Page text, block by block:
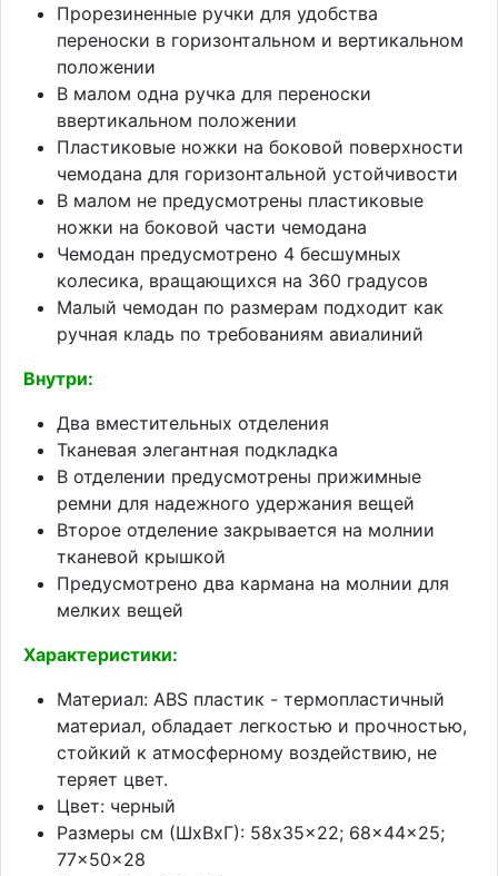
Прорезиненные ручки для удобства
переноски в горизонтальном и вертикальном
положении
В малом одна ручка для переноски
ввертикальном положении
Пластиковые ножки на боковой поверхности
чемодана для горизонтальной устойчивости
В малом не предусмотрены пластиковые
ножки на боковой части чемодана
Чемодан предусмотрено 4 бесшумных
колесика, вращающихся на 360 градусов
Малый чемодан по размерам подходит как
ручная кладь по требованиям авиалиний
Внутри:
Два вместительных отделения
Тканевая элегантная подкладка
В отделении предусмотрены прижимные
ремни для надежного удержания вещей
Второе отделение закрывается на молнии
тканевой крышкой
Предусмотрено два кармана на молнии для
мелких вещей
Характеристики:
Материал: ABS пластик - термопластичный
материал, обладает легкостью и прочностью,
стойкий к атмосферному воздействию, не
теряет цвет.
Цвет: черный
Размеры см (ШхВхГ): 58x35x22; 68x44x25;
77x50x28